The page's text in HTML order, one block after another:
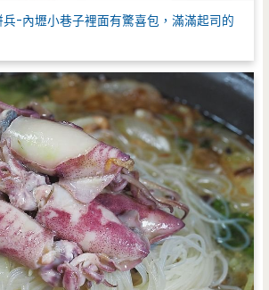
-內壢小巷子裡面有驚喜包，滿滿起司的